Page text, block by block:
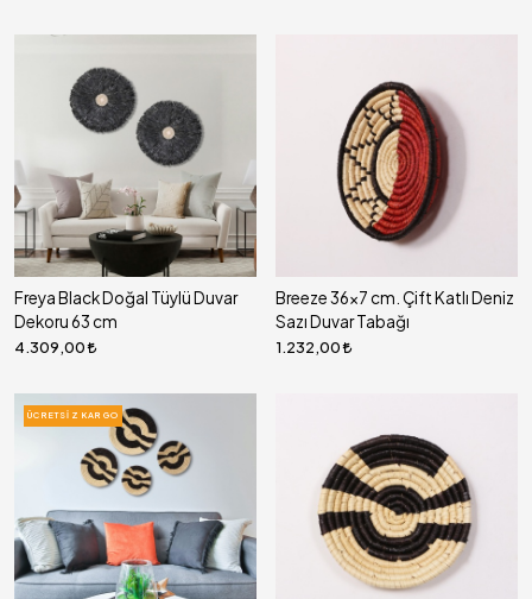
Freya Black Doğal Tüylü Duvar
Dekoru 63 cm
4.309,00
Breeze 36x7 cm. Çift Katlı Deniz
Sazı Duvar Tabağı
1.232,00
ÜCRETSIZ KARGO